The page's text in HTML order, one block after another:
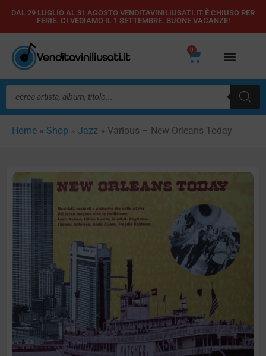
Vai
contenuto
DAL 29 LUGLIO AL 31 AGOSTO VENDITAVINILIUSATI.IT È CHIUSO PER
FERIE. CI VEDIAMO IL 1 SETTEMBRE. BUONE VACANZE!
0
Carrello
Ricerca
prodotti
Home » Shop » Jazz » Various – New Orleans Today